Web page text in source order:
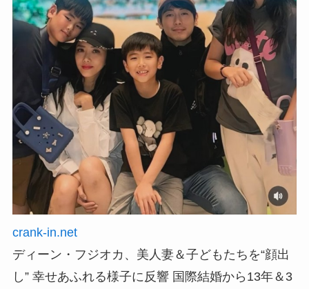
crank-in.net
ディーン・フジオカ、美人妻＆子どもたちを“顔出
し” 幸せあふれる様子に反響 国際結婚から13年＆3